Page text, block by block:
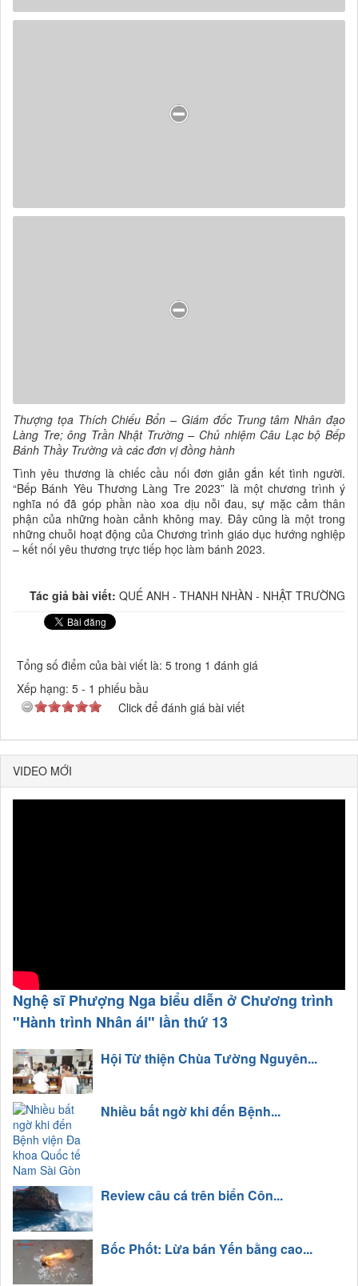
Thượng tọa Thích Chiếu Bổn – Giám đốc Trung tâm Nhân đạo
Làng Tre; ông Trần Nhật Trường – Chủ nhiệm Câu Lạc bộ Bếp
Bánh Thầy Trường và các đơn vị đồng hành
Tình yêu thương là chiếc cầu nối đơn giản gắn kết tình người.
“Bếp Bánh Yêu Thương Làng Tre 2023” là một chương trình ý
nghĩa nó đã góp phần nào xoa dịu nỗi đau, sự mặc cảm thân
phận của những hoàn cảnh không may. Đây cũng là một trong
những chuỗi hoạt động của Chương trình giáo dục hướng nghiệp
– kết nối yêu thương trực tiếp học làm bánh 2023.
Tác giả bài viết: QUẾ ANH - THANH NHÀN - NHẬT TRƯỜNG
Tổng số điểm của bài viết là: 5 trong 1 đánh giá
Xếp hạng: 5 - 1 phiếu bầu
Click để đánh giá bài viết
VIDEO MỚI
Nghệ sĩ Phượng Nga biểu diễn ở Chương trình
"Hành trình Nhân ái" lần thứ 13
Hội Từ thiện Chùa Tường Nguyên...
Nhiều bất ngờ khi đến Bệnh...
Review câu cá trên biển Côn...
Bốc Phốt: Lừa bán Yến bằng cao...